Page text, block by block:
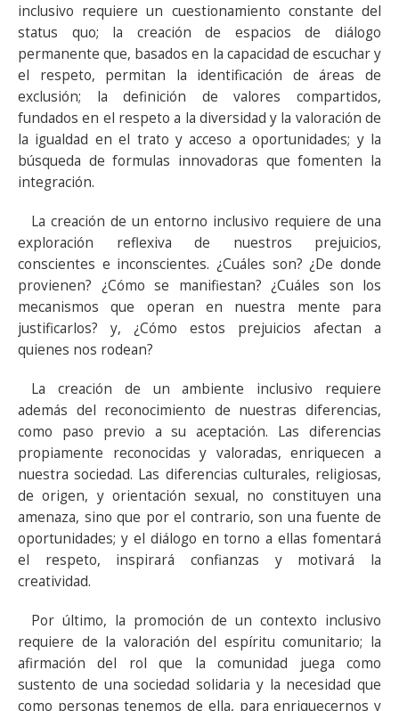
inclusivo requiere un cuestionamiento constante del
status quo; la creación de espacios de diálogo
permanente que, basados en la capacidad de escuchar y
el respeto, permitan la identificación de áreas de
exclusión; la definición de valores compartidos,
fundados en el respeto a la diversidad y la valoración de
la igualdad en el trato y acceso a oportunidades; y la
búsqueda de formulas innovadoras que fomenten la
integración.
La creación de un entorno inclusivo requiere de una
exploración reflexiva de nuestros prejuicios,
conscientes e inconscientes. ¿Cuáles son? ¿De donde
provienen? ¿Cómo se manifiestan? ¿Cuáles son los
mecanismos que operan en nuestra mente para
justificarlos? y, ¿Cómo estos prejuicios afectan a
quienes nos rodean?
La creación de un ambiente inclusivo requiere
además del reconocimiento de nuestras diferencias,
como paso previo a su aceptación. Las diferencias
propiamente reconocidas y valoradas, enriquecen a
nuestra sociedad. Las diferencias culturales, religiosas,
de origen, y orientación sexual, no constituyen una
amenaza, sino que por el contrario, son una fuente de
oportunidades; y el diálogo en torno a ellas fomentará
el respeto, inspirará confianzas y motivará la
creatividad.
Por último, la promoción de un contexto inclusivo
requiere de la valoración del espíritu comunitario; la
afirmación del rol que la comunidad juega como
sustento de una sociedad solidaria y la necesidad que
como personas tenemos de ella, para enriquecernos y